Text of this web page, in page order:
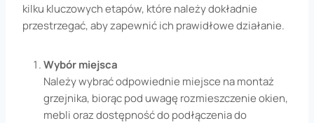
kilku kluczowych etapów, które należy dokładnie
przestrzegać, aby zapewnić ich prawidłowe działanie.
Wybór miejsca
Należy wybrać odpowiednie miejsce na montaż
grzejnika, biorąc pod uwagę rozmieszczenie okien,
mebli oraz dostępność do podłączenia do